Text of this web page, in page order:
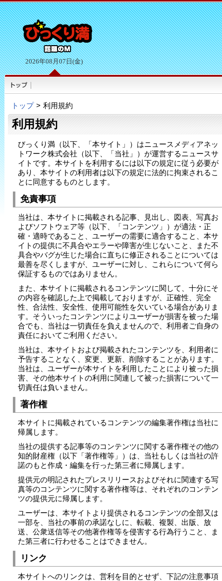
2026年08月07日(金)
トップ > 利用規約
利用規約
びっくり満（以下、「本サイト」）はニュースメディアネッ
トワーク株式会社（以下、「当社」）が運営するニュースサ
イトです。本サイトを利用するには以下の規定に従う必要が
あり、本サイトの利用者は以下の規定に法的に拘束されるこ
とに同意するものとします。
免責事項
当社は、本サイトに掲載される記事、見出し、図表、写真お
よびソフトウェア等（以下、「コンテンツ」）が適法・正
確・適時であること、ユーザーの需要に適合すること、本サ
イトの提供に不具合やエラーや障害が生じないこと、また不
具合やバグが生じた場合に直ちに修正されることについては
最善を尽くしますが、ユーザーに対し、これらについて何ら
保証するものではありません。
また、本サイトに掲載されるコンテンツに関して、十分にそ
の内容を確認した上で掲載しておりますが、正確性、完全
性、合法性、安全性、使用可能性を欠いている場合がありま
す。そういったコンテンツによりユーザーが損害を被った場
合でも、当社は一切責任を負えませんので、利用者ご自身の
責任においてご利用ください。
当社は、本サイトおよび掲載されたコンテンツを、利用者に
予告することなく、変更、更新、削除することがあります。
当社は、ユーザーが本サイトを利用したことにより被った損
害、その他本サイトの利用に関連して被った損害について一
切責任は負いません。
著作権
本サイトに掲載されているコンテンツの編集著作権は当社に
帰属します。
当社の提供する記事等のコンテンツに関する著作権その他の
知的財産権（以下「著作権等」）は、当社もしくは当社の許
諾のもと作成・編集を行った第三者に帰属します。
提供元の明記されたプレスリリースおよびそれに関連する写
真等のコンテンツに関する著作権等は、それぞれのコンテン
ツの提供元に帰属します。
ユーザーは、本サイトより提供されるコンテンツの全部又は
一部を、当社の事前の承諾なしに、転載、複製、出版、放
送、公衆送信等その他著作権等を侵害する行為行うこと、ま
た第三者に行わせることはできません。
リンク
本サイトへのリンクは、営利を目的とせず、下記の注意事項